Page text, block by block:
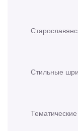
Стильные